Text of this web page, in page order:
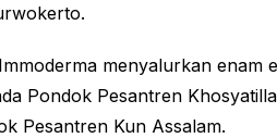
menyalurkan enam
Pondok Pesantren
Pesantren Kun Assalam.